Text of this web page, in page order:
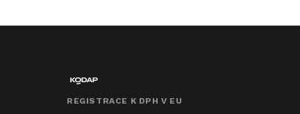
REGISTRACE K DPH V EU